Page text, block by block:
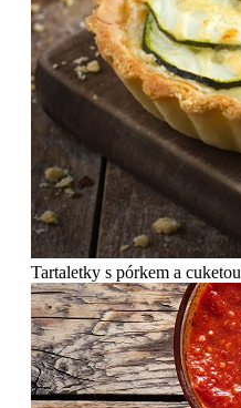
Tartaletky s pórkem a cuketou